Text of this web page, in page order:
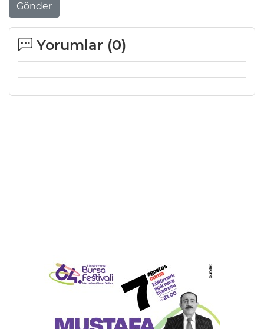
Gönder
Yorumlar (0)